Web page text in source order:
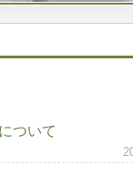
ついて